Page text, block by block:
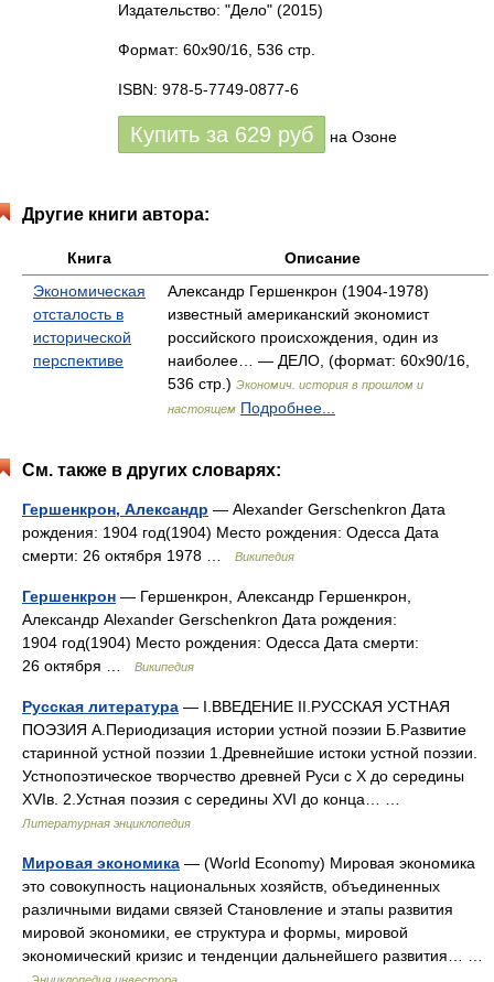
Издательство: "Дело" (2015)
Формат: 60x90/16, 536 стр.
ISBN: 978-5-7749-0877-6
Купить за 629 руб на Озоне
Другие книги автора:
Книга
Описание
Экономическая
отсталость в
исторической
перспективе
Александр Гершенкрон (1904-1978)
известный американский экономист
российского происхождения, один из
наиболее… — ДЕЛО, (формат: 60x90/16,
536 стр.) Экономич. история в прошлом и
настоящем Подробнее...
См. также в других словарях:
Гершенкрон, Александр — Alexander Gerschenkron Дата
рождения: 1904 год(1904) Место рождения: Одесса Дата
смерти: 26 октября 1978 …
Википедия
Гершенкрон — Гершенкрон, Александр Гершенкрон,
Александр Alexander Gerschenkron Дата рождения:
1904 год(1904) Место рождения: Одесса Дата смерти:
26 октября …
Википедия
Русская литература — I.ВВЕДЕНИЕ II.РУССКАЯ УСТНАЯ
ПОЭЗИЯ А.Периодизация истории устной поэзии Б.Развитие
старинной устной поэзии 1.Древнейшие истоки устной поэзии.
Устнопоэтическое творчество древней Руси с X до середины
XVIв. 2.Устная поэзия с середины XVI до конца… …
Литературная энциклопедия
Мировая экономика — (World Economy) Мировая экономика
это совокупность национальных хозяйств, объединенных
различными видами связей Становление и этапы развития
мировой экономики, ее структура и формы, мировой
экономический кризис и тенденции дальнейшего развития… …